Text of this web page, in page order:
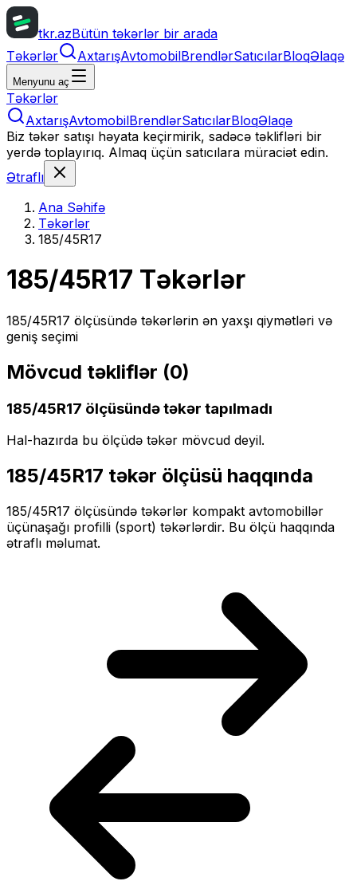
tkr.azBütün təkərlər bir arada
Təkərlər
AxtarışAvtomobilBrendlərSatıcılarBloqƏlaqə
Menyunu aç
Təkərlər
AxtarışAvtomobilBrendlərSatıcılarBloqƏlaqə
Biz təkər satışı həyata keçirmirik, sadəcə təklifləri bir
yerdə toplayırıq. Almaq üçün satıcılara müraciət edin.
Ətraflı
Ana Səhifə
Təkərlər
185/45R17
185/45R17 Təkərlər
185/45R17 ölçüsündə təkərlərin ən yaxşı qiymətləri və
geniş seçimi
Mövcud təkliflər (0)
185/45R17 ölçüsündə təkər tapılmadı
Hal-hazırda bu ölçüdə təkər mövcud deyil.
185/45R17 təkər ölçüsü haqqında
185/45R17 ölçüsündə təkərlər kompakt avtomobillər
üçünaşağı profilli (sport) təkərlərdir. Bu ölçü haqqında
ətraflı məlumat.